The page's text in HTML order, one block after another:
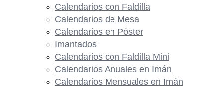
Calendarios con Faldilla
Calendarios de Mesa
Calendarios en Póster
Imantados
Calendarios con Faldilla Mini
Calendarios Anuales en Imán
Calendarios Mensuales en Imán